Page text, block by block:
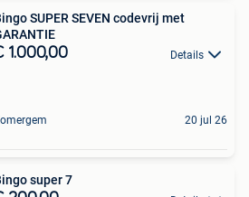
SUPER SEVEN codevrij met
1.000,00 Details
20 jul 26
super 7